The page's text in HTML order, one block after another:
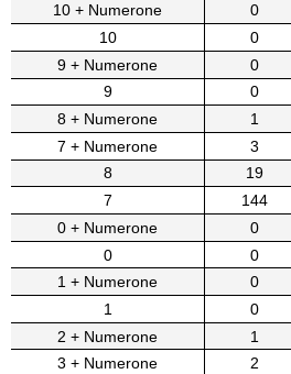
10 + Numerone
0
10
0
9 + Numerone
0
9
0
8 + Numerone
1
7 + Numerone
3
8
19
7
144
0 + Numerone
0
0
0
1 + Numerone
0
1
0
2 + Numerone
1
3 + Numerone
2